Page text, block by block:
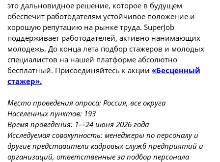
это дальновидное решение, которое в будущем
обеспечит работодателям устойчивое положение и
хорошую репутацию на рынке труда. SuperJob
поддерживает работодателей, активно нанимающих
молодежь. До конца лета подбор стажеров и молодых
специалистов на нашей платформе абсолютно
бесплатный. Присоединяйтесь к акции «Бесценный
стажер».
Место проведения опроса: Россия, все округа
Населенных пунктов: 193
Время проведения: 1—24 июня 2026 года
Исследуемая совокупность: менеджеры по персоналу и
другие представители кадровых служб предприятий и
организаций, ответственные за подбор персонала